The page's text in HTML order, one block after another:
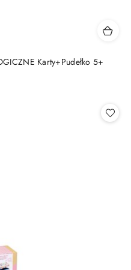
Karty+Pudełko 5+